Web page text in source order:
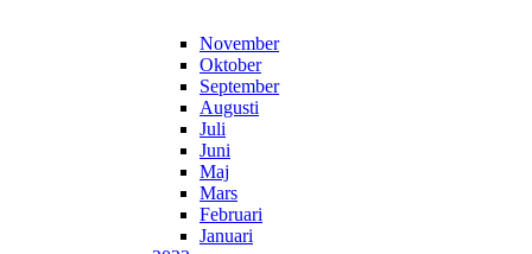
November
Oktober
September
Augusti
Juli
Juni
Maj
Mars
Februari
Januari